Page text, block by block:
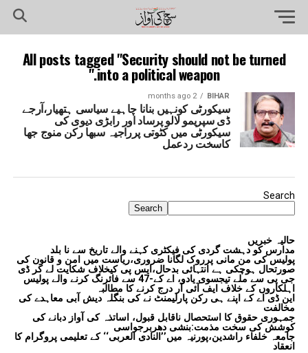
All posts tagged "Security should not be turned
into a political weapon."
BIHAR
2 months ago
سیکورٹی کونہیں بنانا چاہیے سیاسی ہتھیار،آرجے
ڈی سپریمو لالو پرساد اور رابڑی دیوی کی
سیکورٹی میں کٹوتی پرراجیہ سبھا رکن منوج جھا
کاسخت ردعمل
Search
Search
حالیہ خبریں
مدارس کو دہشت گردی کی فیکٹری کہنے والے تاریخ سے نا بلد
پولیس کی من مانی پرروک لگانا ضروری،ریاست میں امن و قانون کی
صورتحال ہوچکی ہے انتہائی بدحال،ایس پی کیخلاف شکایت لے کر ڈی
جی پی سے ملے تیجسوی یادو، اے کے-47 سے فائرنگ کرنے والے پولیس
اہلکاروں کے خلاف ایف آئی آر درج کرنے کا مطالبہ
این ڈی اے کے اپنے ہی رکن پارلیمنٹ نے کی بنگلہ دیش آبی معاہدے کی
مخالفت
جمہوری حقوق کا استحصال ناقابل قبول، اساتذہ کی آواز دبانے کی
کوشش کی سخت مذمت:بنشی دھربرجواسی
جامعہ خلفاء راشدین،پورنیہ میں’’النادی العربی‘‘ کے تعلیمی پروگرام کا
انعقاد